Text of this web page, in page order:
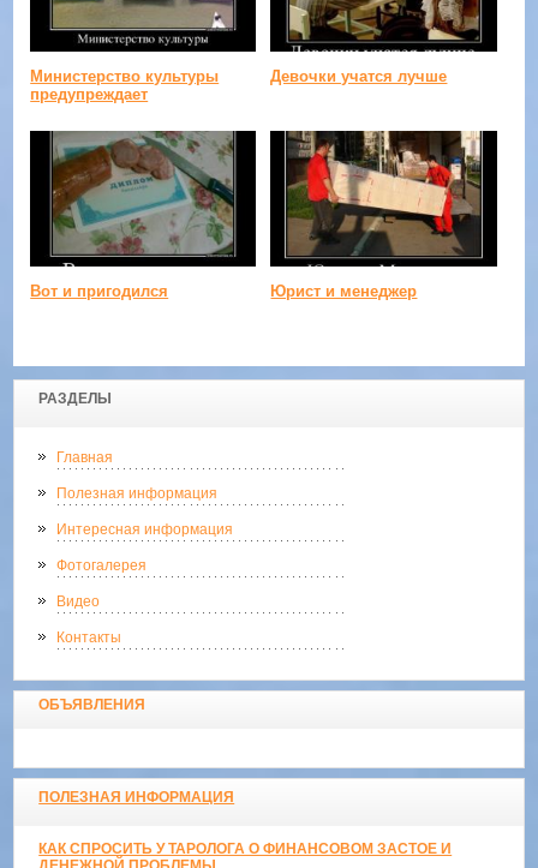
РАЗДЕЛЫ
Главная
Полезная информация
Интересная информация
Фотогалерея
Видео
Контакты
ОБЪЯВЛЕНИЯ
ПОЛЕЗНАЯ ИНФОРМАЦИЯ
КАК СПРОСИТЬ У ТАРОЛОГА О ФИНАНСОВОМ ЗАСТОЕ И
Министерство культуры
предупреждает
Девочки учатся лучше
Вот и пригодился Юрист и менеджер